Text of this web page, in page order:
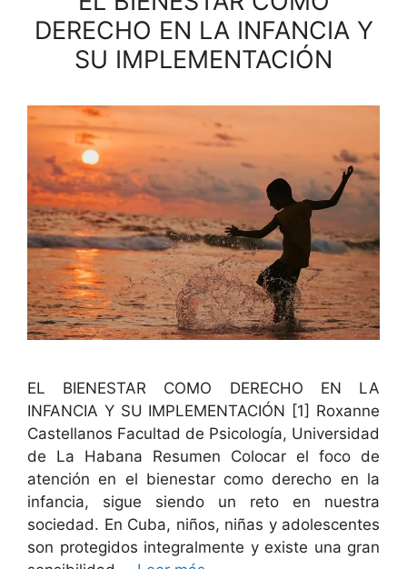
DERECHO EN LA INFANCIA Y
SU IMPLEMENTACIÓN
EL BIENESTAR COMO DERECHO EN LA
INFANCIA Y SU IMPLEMENTACIÓN [1] Rox­anne
Castel­lanos Fac­ul­tad de Psi­cología, Uni­ver­si­dad
de La Habana Resumen Colo­car el foco de
aten­ción en el bien­es­tar como dere­cho en la
infan­cia, sigue sien­do un reto en nues­tra
sociedad. En Cuba, niños, niñas y ado­les­centes
son pro­te­gi­dos inte­gral­mente y existe una gran